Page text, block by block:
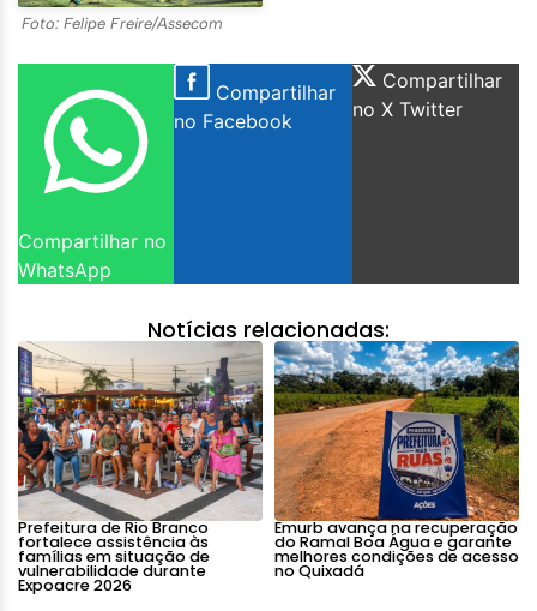
Foto: Felipe Freire/Assecom
Compartilhar no
WhatsApp
Compartilhar
no Facebook
Compartilhar
no X Twitter
Notícias relacionadas:
Prefeitura de Rio Branco
fortalece assistência às
famílias em situação de
vulnerabilidade durante
Expoacre 2026
Emurb avança na recuperação
do Ramal Boa Água e garante
melhores condições de acesso
no Quixadá